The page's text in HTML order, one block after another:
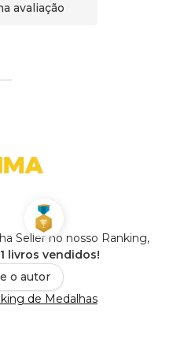
avaliação
Seller no nosso Ranking,
livros vendidos!
o autor
de Medalhas